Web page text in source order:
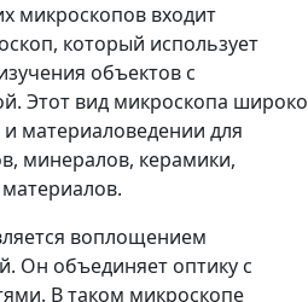
микроскопов входит
который использует
объектов с
Этот вид микроскопа широко
материаловедении для
минералов, керамики,
воплощением
Он объединяет оптику с
В таком микроскопе